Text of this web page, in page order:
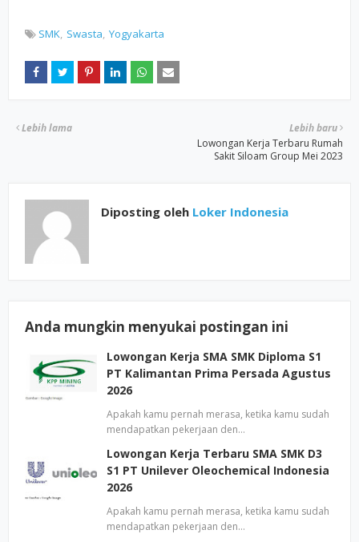
SMK Swasta Yogyakarta
Lebih baru
Lowongan Kerja Terbaru Rumah
Sakit Siloam Group Mei 2023
Lebih lama
Diposting oleh Loker Indonesia
Anda mungkin menyukai postingan ini
Lowongan Kerja SMA SMK Diploma S1
PT Kalimantan Prima Persada Agustus
2026
Apakah kamu pernah merasa, ketika kamu sudah
mendapatkan pekerjaan den…
Lowongan Kerja Terbaru SMA SMK D3
S1 PT Unilever Oleochemical Indonesia
2026
Apakah kamu pernah merasa, ketika kamu sudah
mendapatkan pekerjaan den…